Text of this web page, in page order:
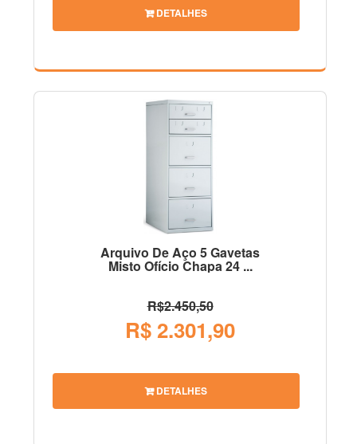
DETALHES
Arquivo De Aço 5 Gavetas
Misto Ofício Chapa 24 ...
R$2.450,50
R$ 2.301,90
DETALHES